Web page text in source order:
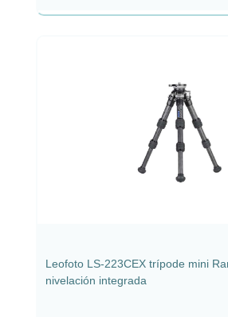
Leofoto LS-223CEX trípode mini
nivelación integrada